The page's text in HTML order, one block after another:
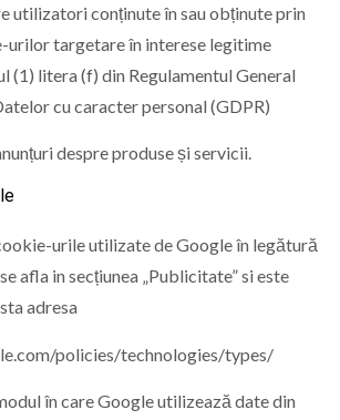
utilizatori conținute în sau obținute prin
urilor targetare în interese legitime
(1) litera (f) din Regulamentul General
cu caracter personal (GDPR)
despre produse și servicii.
urile utilizate de Google în legătură
afla in secțiunea „Publicitate” si este
adresa
policies/technologies/types/
în care Google utilizează date din